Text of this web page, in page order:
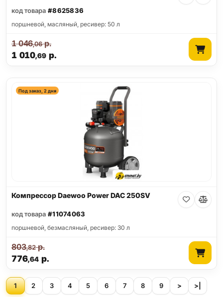
код товара #8625836
поршневой, масляный, ресивер: 50 л
1 010,69 р.
1 046,06р.
Под заказ, 2 дня
Компрессор Daewoo Power DAC 250SV
код товара #11074063
поршневой, безмасляный, ресивер: 30 л
776,64р.
803,82р.
1 2 3 4 5 6 7 8 9 > >|